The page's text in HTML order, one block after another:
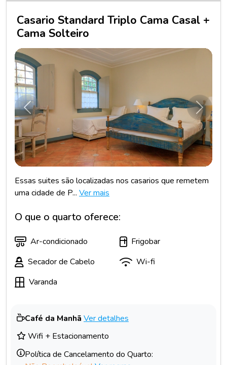
Casario Standard Triplo Cama Casal +
Cama Solteiro
Anterior
Essas suites são localizadas nos casarios que remetem
uma cidade de P... Ver mais
O que o quarto oferece:
Ar-condicionado
Frigobar
Secador de Cabelo
Wi-fi
Varanda
Café da Manhã Ver detalhes
Wifi + Estacionamento
Política de Cancelamento do Quarto: